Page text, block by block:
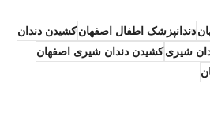
دندانپزشک اطفال اصفهانکشیدن دندان
شیریکشیدن دندان شیری اصفهان